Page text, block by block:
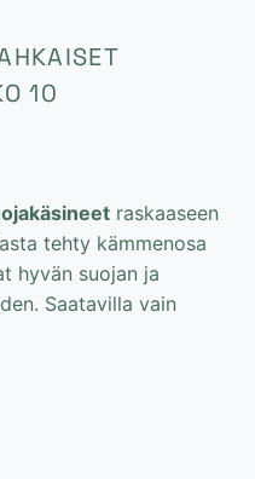
10
raskaaseen
tehty kämmenosa
hyvän suojan ja
Saatavilla vain